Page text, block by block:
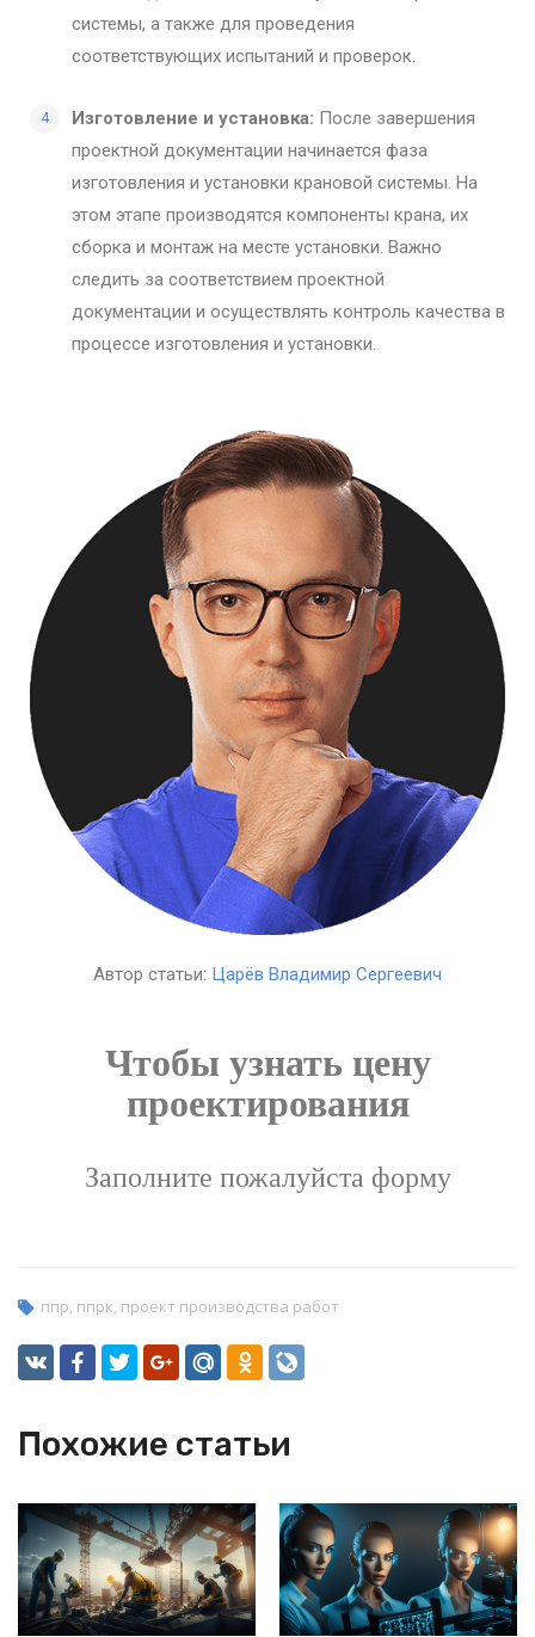
системы, а также для проведения
соответствующих испытаний и проверок.
Изготовление и установка: После завершения
проектной документации начинается фаза
изготовления и установки крановой системы. На
этом этапе производятся компоненты крана, их
сборка и монтаж на месте установки. Важно
следить за соответствием проектной
документации и осуществлять контроль качества в
процессе изготовления и установки.
Автор статьи: Царёв Владимир Сергеевич
Чтобы узнать цену
проектирования
Заполните пожалуйста форму
ппр, ппрк, проект производства работ
Похожие статьи